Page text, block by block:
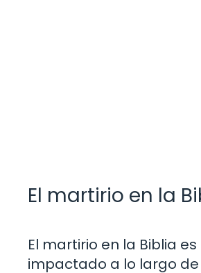
El martirio en la
El martirio en la Biblia
impactado a lo largo